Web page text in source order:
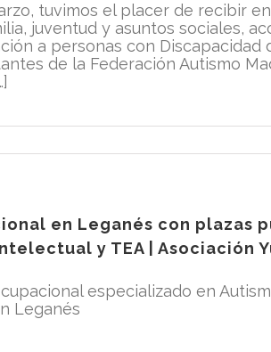
tuvimos el placer de recibir
juventud y asuntos sociales,
a personas con Discapacidad
de la Federación Autismo
en Leganés con plazas
y TEA | Asociación
especializado en
Leganés